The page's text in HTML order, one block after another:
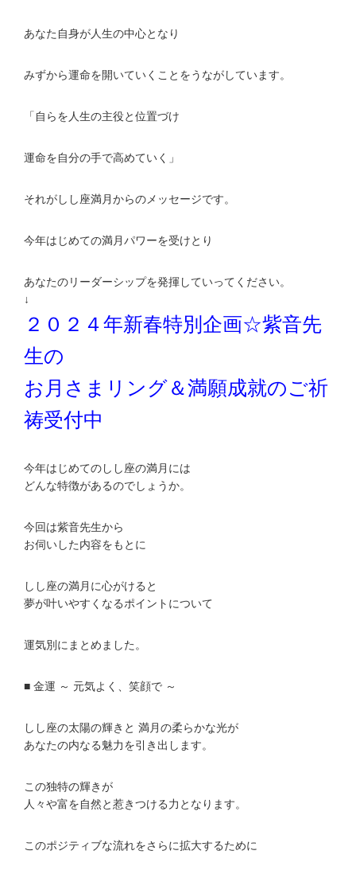
あなた自身が人生の中心となり
みずから運命を開いていくことをうながしています。
「自らを人生の主役と位置づけ
運命を自分の手で高めていく」
それがしし座満月からのメッセージです。
今年はじめての満月パワーを受けとり
あなたのリーダーシップを発揮していってください。
↓
２０２４年新春特別企画☆紫音先
生の
お月さまリング＆満願成就のご祈
祷受付中
今年はじめてのしし座の満月には
どんな特徴があるのでしょうか。
今回は紫音先生から
お伺いした内容をもとに
しし座の満月に心がけると
夢が叶いやすくなるポイントについて
運気別にまとめました。
■ 金運 ～ 元気よく、笑顔で ～
しし座の太陽の輝きと 満月の柔らかな光が
あなたの内なる魅力を引き出します。
この独特の輝きが
人々や富を自然と惹きつける力となります。
このポジティブな流れをさらに拡大するために